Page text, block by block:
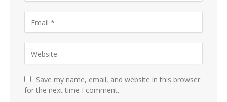
Save my name, email, and website in this browser
for the next time I comment.